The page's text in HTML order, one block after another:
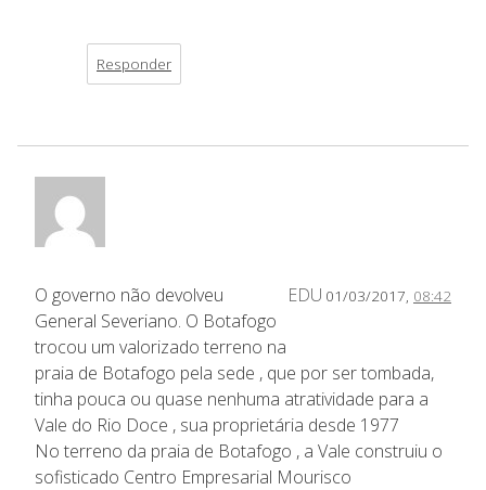
Responder
EDU 01/03/2017, 08:42
O governo não devolveu
General Severiano. O Botafogo
trocou um valorizado terreno na
praia de Botafogo pela sede , que por ser tombada,
tinha pouca ou quase nenhuma atratividade para a
Vale do Rio Doce , sua proprietária desde 1977
No terreno da praia de Botafogo , a Vale construiu o
sofisticado Centro Empresarial Mourisco